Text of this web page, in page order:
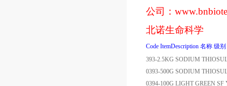
公司：
北诺生命科学
Code ItemDescription 名称 级别
393-2.5KG SODIUM
0393-500G SODIUM
0394-100G LIGHT GREEN SF